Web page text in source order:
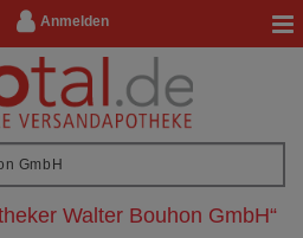
Anmelden
Walter Bouhon GmbH“